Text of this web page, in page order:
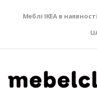
Меблі IKEA в